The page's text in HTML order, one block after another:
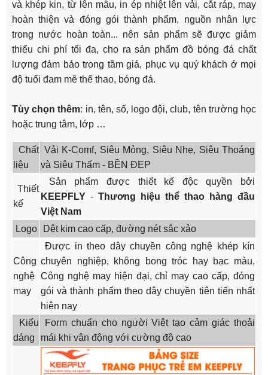
và khép kin, từ lên mẫu, in ép nhiệt lên vải, cắt ráp, may
hoàn thiện và đóng gói thành phẩm, nguồn nhân lực
trong nước hoàn toàn... nên sản phẩm sẽ được giảm
thiểu chi phí tối đa, cho ra sản phẩm đồ bóng đá chất
lượng đảm bảo trong tầm giá, phục vụ quý khách ở mọi
độ tuổi đam mê thể thao, bóng đá.
Tùy chọn thêm: in, tên, số, logo đội, club, tên trường học
hoặc trung tâm, lớp …
Chất
liệu
Vải K-Comf, Siêu Mỏng, Siêu Nhẹ, Siêu Thoáng
và Siêu Thấm - BỀN ĐẸP
Thiết
kế
Sản phẩm được thiết kế độc quyền bởi
KEEPFLY - Thương hiệu thể thao hàng đầu
Việt Nam
Logo
Dệt kim cao cấp, đường nét sắc xảo
Công
nghệ
may
Được in theo dây chuyền công nghệ khép kín
chuyên nghiệp, không bong tróc hay bạc màu,
Công nghệ may hiện đại, chỉ may cao cấp, đóng
gói và thành phẩm theo dây chuyền tiên tiến nhất
hiện nay
Kiểu
dáng
Form chuẩn cho người Việt tạo cảm giác thoải
mái khi vận động với cường độ cao